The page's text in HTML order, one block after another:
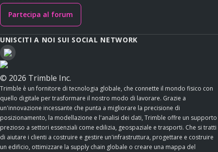
Partecipa al forum
UNISCITI A NOI SUI SOCIAL NETWORK
© 2026 Trimble Inc.
Trimble è un fornitore di tecnologia globale, che connette il mondo fisico con
quello digitale per trasformare il nostro modo di lavorare. Grazie a
un'innovazione incessante che punta a migliorare la precisione di
posizionamento, la modellazione e l'analisi dei dati, Trimble offre un supporto
prezioso a settori essenziali come edilizia, geospaziale e trasporti. Che si tratti
di aiutare i clienti a costruire e gestire un'infrastruttura, progettare e costruire
un edificio, ottimizzare la supply chain globale o creare una mappa del